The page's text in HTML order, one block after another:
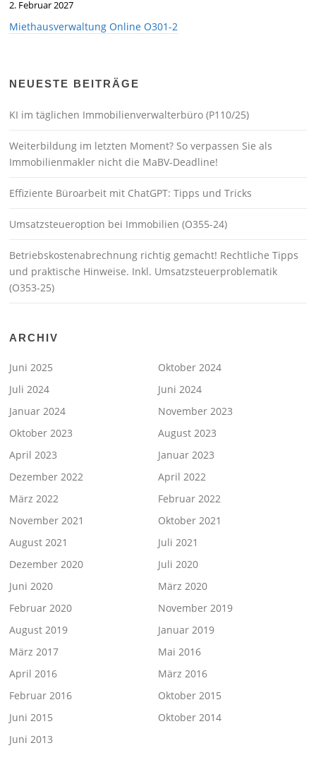
2. Februar 2027
Miethausverwaltung Online O301-2
NEUESTE BEITRÄGE
KI im täglichen Immobilienverwalterbüro (P110/25)
Weiterbildung im letzten Moment? So verpassen Sie als
Immobilienmakler nicht die MaBV-Deadline!
Effiziente Büroarbeit mit ChatGPT: Tipps und Tricks
Umsatzsteueroption bei Immobilien (O355-24)
Betriebskostenabrechnung richtig gemacht! Rechtliche Tipps
und praktische Hinweise. Inkl. Umsatzsteuerproblematik
(O353-25)
ARCHIV
Juni 2025
Oktober 2024
Juli 2024
Juni 2024
Januar 2024
November 2023
Oktober 2023
August 2023
April 2023
Januar 2023
Dezember 2022
April 2022
März 2022
Februar 2022
November 2021
Oktober 2021
August 2021
Juli 2021
Dezember 2020
Juli 2020
Juni 2020
März 2020
Februar 2020
November 2019
August 2019
Januar 2019
März 2017
Mai 2016
April 2016
März 2016
Februar 2016
Oktober 2015
Juni 2015
Oktober 2014
Juni 2013